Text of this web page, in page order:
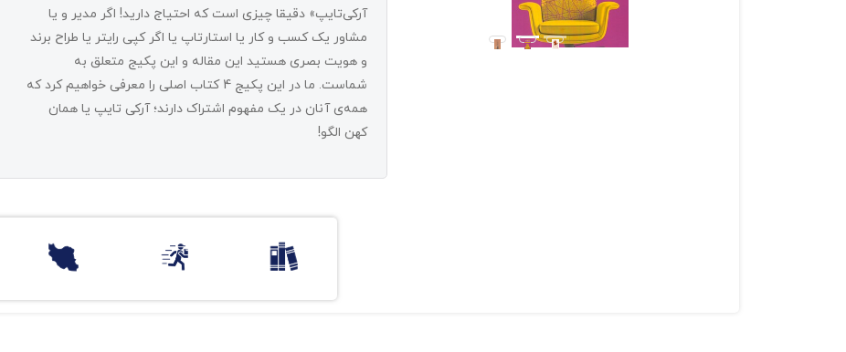
آرکی‌تایپ» دقیقا چیزی است که احتیاج دارید! اگر مدیر و یا
مشاور یک کسب و کار یا استارتاپ یا اگر کپی رایتر یا طراح برند
و هویت بصری هستید این مقاله و این پکیج متعلق به
شماست. ما در این پکیج 4 کتاب اصلی را معرفی خواهیم کرد که
همه‌ی آنان در یک مفهوم اشتراک دارند؛ آرکی تایپ یا همان
کهن الگو!